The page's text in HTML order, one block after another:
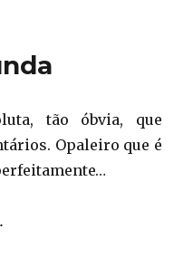
tão óbvia, que
Opaleiro que é